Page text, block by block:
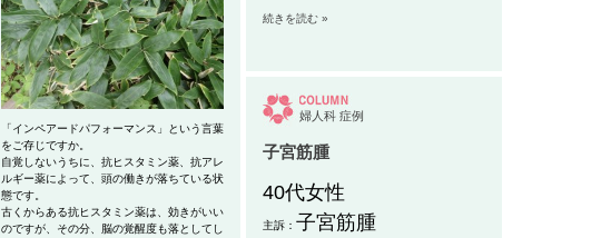
続きを読む »
「インペアードパフォーマンス」という言葉
をご存じですか。
自覚しないうちに、抗ヒスタミン薬、抗アレ
ルギー薬によって、頭の働きが落ちている状
態です。
古くからある抗ヒスタミン薬は、効きがいい
のですが、その分、脳の覚醒度も落としてし
婦人科 症例
子宮筋腫
40代女性
主訴： 子宮筋腫